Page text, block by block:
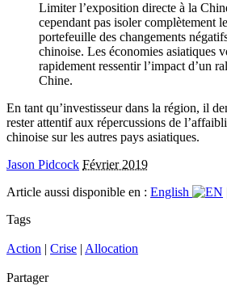
Limiter l’exposition directe à la
cependant pas isoler complètement
portefeuille des changements
chinoise. Les économies asiatiques
rapidement ressentir l’impact d’un
Chine.
En tant qu’investisseur dans la région, il
rester attentif aux répercussions de
chinoise sur les autres pays asiatiques.
Jason Pidcock Février 2019
Article aussi disponible en : English
Tags
Action | Crise | Allocation
Partager